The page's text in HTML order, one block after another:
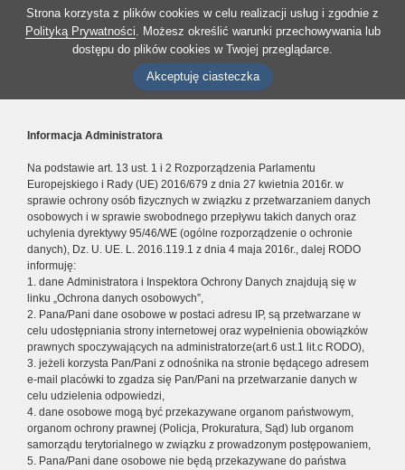
Strona korzysta z plików cookies w celu realizacji usług i zgodnie z
Polityką Prywatności. Możesz określić warunki przechowywania lub
dostępu do plików cookies w Twojej przeglądarce.
Akceptuję ciasteczka
Informacja Administratora
Na podstawie art. 13 ust. 1 i 2 Rozporządzenia Parlamentu
Europejskiego i Rady (UE) 2016/679 z dnia 27 kwietnia 2016r. w
sprawie ochrony osób fizycznych w związku z przetwarzaniem danych
osobowych i w sprawie swobodnego przepływu takich danych oraz
uchylenia dyrektywy 95/46/WE (ogólne rozporządzenie o ochronie
danych), Dz. U. UE. L. 2016.119.1 z dnia 4 maja 2016r., dalej RODO
informuję:
1. dane Administratora i Inspektora Ochrony Danych znajdują się w
linku „Ochrona danych osobowych”,
2. Pana/Pani dane osobowe w postaci adresu IP, są przetwarzane w
celu udostępniania strony internetowej oraz wypełnienia obowiązków
prawnych spoczywających na administratorze(art.6 ust.1 lit.c RODO),
3. jeżeli korzysta Pan/Pani z odnośnika na stronie będącego adresem
e-mail placówki to zgadza się Pan/Pani na przetwarzanie danych w
celu udzielenia odpowiedzi,
4. dane osobowe mogą być przekazywane organom państwowym,
organom ochrony prawnej (Policja, Prokuratura, Sąd) lub organom
samorządu terytorialnego w związku z prowadzonym postępowaniem,
5. Pana/Pani dane osobowe nie będą przekazywane do państwa